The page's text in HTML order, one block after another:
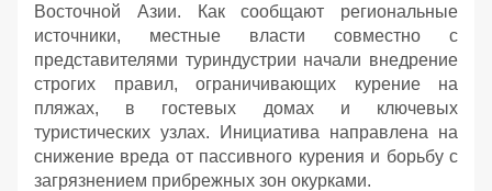
Восточной Азии. Как сообщают региональные
источники, местные власти совместно с
представителями туриндустрии начали внедрение
строгих правил, ограничивающих курение на
пляжах, в гостевых домах и ключевых
туристических узлах. Инициатива направлена на
снижение вреда от пассивного курения и борьбу с
загрязнением прибрежных зон окурками.